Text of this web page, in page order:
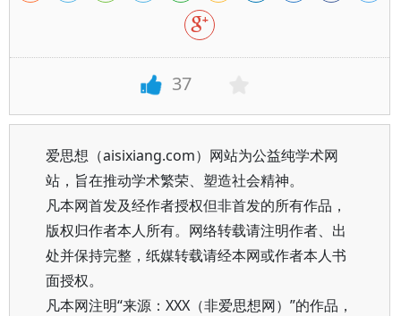
37
爱思想（aisixiang.com）网站为公益纯学术网
站，旨在推动学术繁荣、塑造社会精神。
凡本网首发及经作者授权但非首发的所有作品，
版权归作者本人所有。网络转载请注明作者、出
处并保持完整，纸媒转载请经本网或作者本人书
面授权。
凡本网注明“来源：XXX（非爱思想网）”的作品，